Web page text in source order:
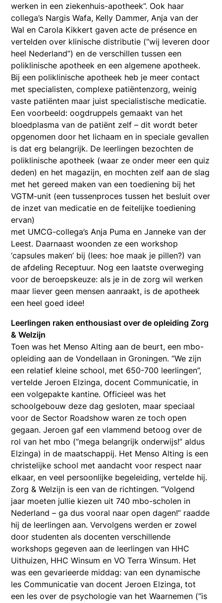
werken in een ziekenhuis-apotheek”. Ook haar
collega’s Nargis Wafa, Kelly Dammer, Anja van der
Wal en Carola Kikkert gaven acte de présence en
vertelden over klinische distributie (“wij leveren door
heel Nederland”) en de verschillen tussen een
poliklinische apotheek en een algemene apotheek.
Bij een poliklinische apotheek heb je meer contact
met specialisten, complexe patiëntenzorg, weinig
vaste patiënten maar juist specialistische medicatie.
Een voorbeeld: oogdruppels gemaakt van het
bloedplasma van de patiënt zelf – dit wordt beter
opgenomen door het lichaam en in speciale gevallen
is dat erg belangrijk. De leerlingen bezochten de
poliklinische apotheek (waar ze onder meer een quiz
deden) en het magazijn, en mochten zelf aan de slag
met het gereed maken van een toediening bij het
VGTM-unit (een tussenproces tussen het besluit over
de inzet van medicatie en de feitelijke toediening
ervan)
met UMCG-collega’s Anja Puma en Janneke van der
Leest. Daarnaast woonden ze een workshop
‘capsules maken’ bij (lees: hoe maak je pillen?) van
de afdeling Receptuur. Nog een laatste overweging
voor de beroepskeuze: als je in de zorg wil werken
maar liever geen mensen aanraakt, is de apotheek
een heel goed idee!
Leerlingen raken enthousiast over de opleiding Zorg
& Welzijn
Toen was het Menso Alting aan de beurt, een mbo-
opleiding aan de Vondellaan in Groningen. “We zijn
een relatief kleine school, met 650-700 leerlingen”,
vertelde Jeroen Elzinga, docent Communicatie, in
een volgepakte kantine. Officieel was het
schoolgebouw deze dag gesloten, maar speciaal
voor de Sector Roadshow waren ze toch open
gegaan. Jeroen gaf een vlammend betoog over de
rol van het mbo (“mega belangrijk onderwijs!” aldus
Elzinga) in de maatschappij. Het Menso Alting is een
christelijke school met aandacht voor respect naar
elkaar, en veel persoonlijke begeleiding, vertelde hij.
Zorg & Welzijn is een van de richtingen. “Volgend
jaar moeten jullie kiezen uit 740 mbo-scholen in
Nederland – ga dus vooral naar open dagen!” raadde
hij de leerlingen aan. Vervolgens werden er zowel
door studenten als docenten verschillende
workshops gegeven aan de leerlingen van HHC
Uithuizen, HHC Winsum en VO Terra Winsum. Het
was een gevarieerde middag: van een dynamische
les Communicatie van docent Jeroen Elzinga, tot
een les over de psychologie van het Waarnemen (“is